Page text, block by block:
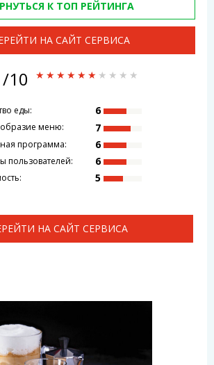
К ТОП РЕЙТИНГА
НА САЙТ СЕРВИСА
/10
еды: 6
меню: 7
программа: 6
пользователей: 6
5
НА САЙТ СЕРВИСА